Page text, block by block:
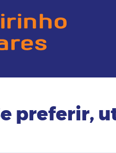
preferir,